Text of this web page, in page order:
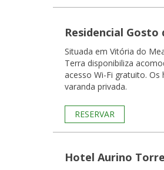
Residencial Gosto
Situada em Vitória do
Terra disponibiliza
acesso Wi-Fi gratuito.
varanda privada.
RESERVAR
Hotel Aurino